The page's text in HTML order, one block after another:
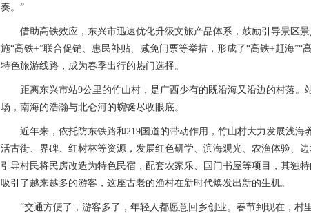
奏。”
借助高铁效应，东兴市迅速优化升级文旅产品体系，鼓励引导景区
施“高铁+”联合促销、惠民补贴、减免门票等举措，形成了“高铁+赶海”“
特色旅游线路，成为春季出行的热门选择。
距离东兴市站9公里的竹山村，是广西少有的既沿海又沿边的村落。
场，南海的浩瀚与北仑河的蜿蜒尽收眼底。
近年来，依托防东铁路和219国道的带动作用，竹山村大力发展浅海
活古街、界碑、红树林等资源，发展红色研学、滨海观光、农渔体验、
引导村民将民房改造为特色民宿，配套农家乐、国门书屋等项目，其独
吸引了越来越多的游客，这座古老的渔村在新时代焕发出新的生机。
“交通方便了，游客多了，年轻人都愿意回乡创业。春节到现在，村